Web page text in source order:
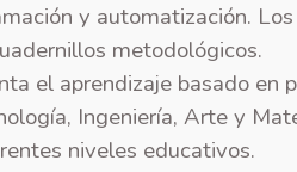
y automatización.
metodológicos.
el aprendizaje basado en
Ingeniería, Arte y
niveles educativos.